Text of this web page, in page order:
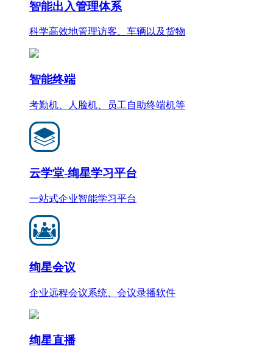
智能出入管理体系
科学高效地管理访客、车辆以及货物
智能终端
考勤机、人脸机、员工自助终端机等
云学堂-绚星学习平台
一站式企业智能学习平台
绚星会议
企业远程会议系统、会议录播软件
绚星直播